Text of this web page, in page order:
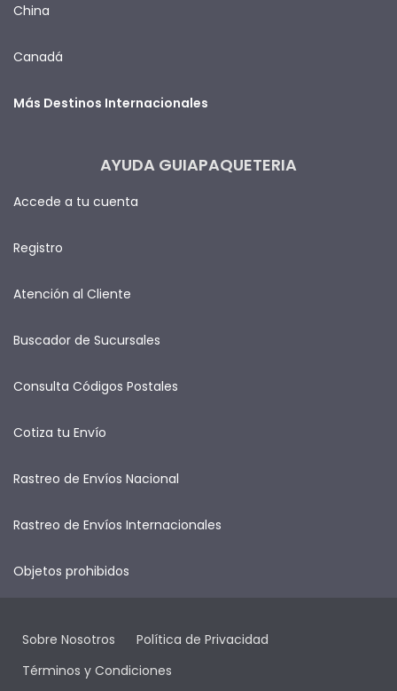
China
Canadá
Más Destinos Internacionales
AYUDA GUIAPAQUETERIA
Accede a tu cuenta
Registro
Atención al Cliente
Buscador de Sucursales
Consulta Códigos Postales
Cotiza tu Envío
Rastreo de Envíos Nacional
Rastreo de Envíos Internacionales
Objetos prohibidos
Sobre Nosotros
Política de Privacidad
Términos y Condiciones